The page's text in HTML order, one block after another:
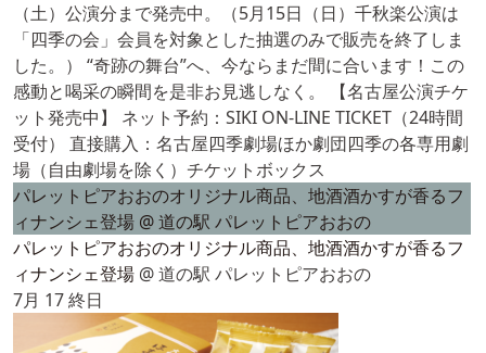
（土）公演分まで発売中。（5月15日（日）千秋楽公演は
「四季の会」会員を対象とした抽選のみで販売を終了しま
した。） “奇跡の舞台”へ、今ならまだ間に合います！この
感動と喝采の瞬間を是非お見逃しなく。 【名古屋公演チケ
ット発売中】 ネット予約：SIKI ON-LINE TICKET（24時間
受付） 直接購入：名古屋四季劇場ほか劇団四季の各専用劇
場（自由劇場を除く）チケットボックス
パレットピアおおのオリジナル商品、地酒酒かすが香るフ
ィナンシェ登場 @ 道の駅 パレットピアおおの
パレットピアおおのオリジナル商品、地酒酒かすが香るフ
ィナンシェ登場 @ 道の駅 パレットピアおおの
7月 17終日